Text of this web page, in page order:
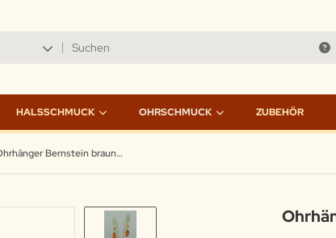
HALSSCHMUCK OHRSCHMUCK ZUBEHÖR
Ohrhänger Bernstein braun vergoldet